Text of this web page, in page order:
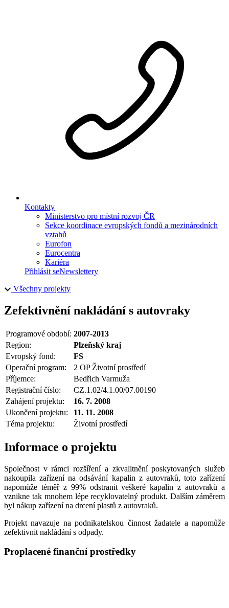
Kontakty
Ministerstvo pro místní rozvoj ČR
Sekce koordinace evropských fondů a mezinárodních
vztahů
Eurofon
Eurocentra
Kariéra
Přihlásit seNewslettery
Všechny projekty
Zefektivnění nakládání s autovraky
Programové období: 2007-2013
Region:
Plzeňský kraj
Evropský fond:
FS
Operační program:
2 OP Životní prostředí
Příjemce:
Bedřich Varmuža
Registrační číslo:
CZ.1.02/4.1.00/07.00190
Zahájení projektu:
16. 7. 2008
Ukončení projektu:
11. 11. 2008
Téma projektu:
Životní prostředí
Informace o projektu
Společnost v rámci rozšíření a zkvalitnění poskytovaných služeb
nakoupila zařízení na odsávání kapalin z autovraků, toto zařízení
napomůže téměř z 99% odstranit veškeré kapalin z autovraků a
vznikne tak mnohem lépe recyklovatelný produkt. Dalším záměrem
byl nákup zařízení na drcení plastů z autovraků.
Projekt navazuje na podnikatelskou činnost žadatele a napomůže
zefektivnit nakládání s odpady.
Proplacené finanční prostředky